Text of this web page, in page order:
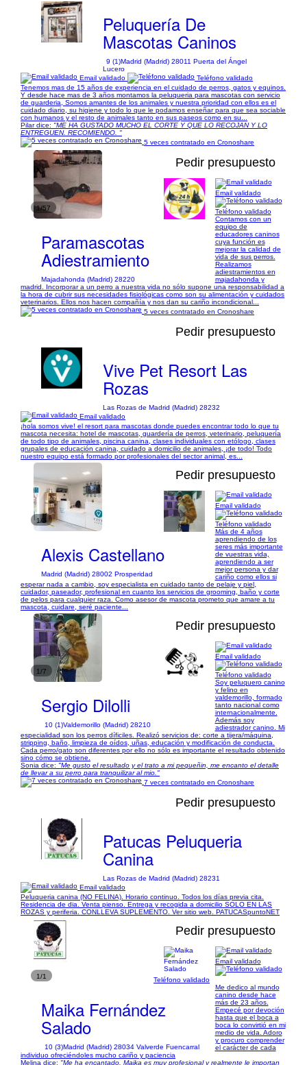
Peluquería De
Mascotas Caninos
9 (1)Madrid (Madrid) 28011 Puerta del Ángel
Lucero
Email validado
Teléfono validado
Tenemos mas de 15 años de experiencia en el cuidado de perros, gatos y equinos.
Y desde hace mas de 3 años montamos la peluqueria para mascotas con servicio
de guarderia, Somos amantes de los animales y nuestra prioridad con ellos es el
cuidado diario, su higiene y todo lo que le podamos enseñar para que sea sociable
con humanos y el resto de animales tanto en sus paseos como en su...
Pilar dice: "ME HA GUSTADO MUCHO EL CORTE Y QUE LO RECOJAN Y LO
ENTREGUEN. RECOMIENDO. "
5 veces contratado en Cronoshare
1/57
Pedir presupuesto
Paramascotas
Adiestramiento
Majadahonda (Madrid) 28220
Email validado
Teléfono validado
Contamos con un
equipo de
educadores caninos
cuya función es
mejorar la calidad de
vida de sus perros.
Realizamos
adiestramientos en
majadahonda y
madrid. Incorporar a un perro a nuestra vida no sólo supone una responsabilidad a
la hora de cubrir sus necesidades fisiológicas como son su alimentación y cuidados
veterinarios. Ellos nos hacen compañía y nos dan su cariño incondicional...
5 veces contratado en Cronoshare
Pedir presupuesto
Vive Pet Resort Las
Rozas
Las Rozas de Madrid (Madrid) 28232
Email validado
¡hola somos vive! el resort para mascotas donde puedes encontrar todo lo que tu
mascota necesita: hotel de mascotas, guardería de perros, veterinario, peluquería
de todo tipo de animales, piscina canina, clases individuales con etólogo, clases
grupales de educación canina, cuidado a domicilio de animales, ¡de todo! Todo
nuestro equipo está formado por profesionales del sector animal, es...
1/3
Pedir presupuesto
Alexis Castellano
Madrid (Madrid) 28002 Prosperidad
Email validado
Teléfono validado
Más de 4 años
aprendiendo de los
seres más importante
de vuestras vida,
aprendiendo a ser
mejor persona y dar
cariño como ellos si
esperar nada a cambio, soy especialista en cuidado tanto de pelaje y piel,
cuidador, paseador, profesional en cuanto los servicios de grooming, baño y corte
de pelos para cualquier raza. Como asesor de mascota prometo que amare a tu
mascota, cuidare, seré paciente...
1/7
Pedir presupuesto
Sergio Dilolli
10 (1)Valdemorillo (Madrid) 28210
Email validado
Teléfono validado
Soy peluquero canino
y felino en
valdemorillo, formado
tanto nacional como
internacionalmente.
Además soy
adiestrador canino. Mi
especialidad son los perros díficiles. Realizó servicios de: corte a tijera/máquina,
stripping, baño, limpieza de oídos, uñas, educación y modificación de conducta.
Cada perro/gato son diferentes por ello no sólo es importante el resultado obtenido
sino cómo se obtiene.
Sonia dice: "Me gusto el resultado y el trato a mi pequeñin, me encanto el detalle
de llevar a su perro para tranquilizar al mio."
7 veces contratado en Cronoshare
Pedir presupuesto
Patucas Peluqueria
Canina
Las Rozas de Madrid (Madrid) 28231
Email validado
Peluqueria canina (NO FELINA). Horario continuo. Todos los días previa cita.
Residencia de dia. Venta pienso. Entrega y recogida a domicilio SOLO EN LAS
ROZAS y periferia. CONLLEVA SUPLEMENTO. Ver sitio web. PATUCASpuntoNET
1/1
Pedir presupuesto
Maika Fernández
Salado
10 (3)Madrid (Madrid) 28034 Valverde Fuencarral
Email validado
Teléfono validado
Me dedico al mundo
canino desde hace
más de 23 años.
Empecé por devoción
hasta que el boca a
boca lo convirtió en mi
medio de vida. Adoro
y procuro comprender
el carácter de cada
individuo ofreciéndoles mucho cariño y paciencia
Melina dice: "Me ha encantado. Maika es muy profesional y realmente le importan